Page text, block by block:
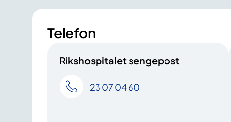
Telefon
Rikshospitalet sengepost
23 07 04 60